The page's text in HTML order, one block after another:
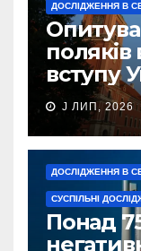
ДОСЛІДЖЕННЯ В
вступу
J ЛИП, 2026
ДОСЛІДЖЕННЯ В
СУСПІЛЬНІ
Понад